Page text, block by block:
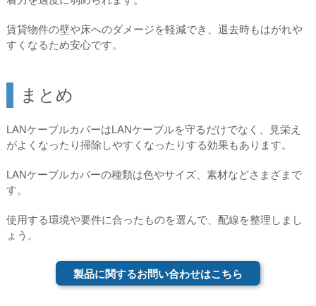
賃貸物件の壁や床へのダメージを軽減でき、退去時もはがれや
すくなるため安心です。
まとめ
LANケーブルカバーはLANケーブルを守るだけでなく、見栄え
がよくなったり掃除しやすくなったりする効果もあります。
LANケーブルカバーの種類は色やサイズ、素材などさまざまで
す。
使用する環境や要件に合ったものを選んで、配線を整理しまし
ょう。
製品に関するお問い合わせはこちら